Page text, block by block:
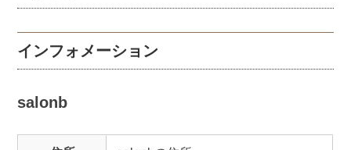
インフォメーション
salonb